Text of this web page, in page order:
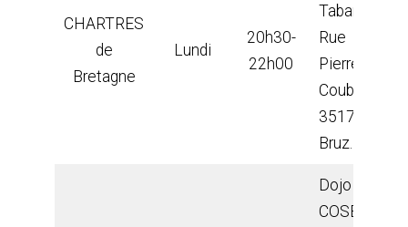
CHARTRES
de
Bretagne
Lundi
20h30-
22h00
Tabarly –
Rue
Pierre de
Coubertin,
35170
Bruz.
Dojo du
COSEC E.